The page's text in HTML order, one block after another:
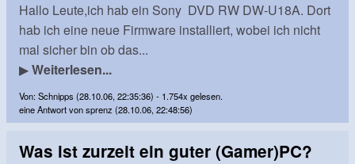
Hallo Leute,ich hab ein Sony DVD RW DW-U18A. Dort
hab ich eine neue Firmware installiert, wobei ich nicht
mal sicher bin ob das...
▶Weiterlesen...
Von: Schnipps (28.10.06, 22:35:36) - 1.754x gelesen.
eine Antwort von sprenz (28.10.06, 22:48:56)
Was ist zurzeit ein guter (Gamer)PC?